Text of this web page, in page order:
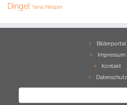
Dingel Yana Nesper
Bilderportal
Impressum
Kontakt
Datenschutz